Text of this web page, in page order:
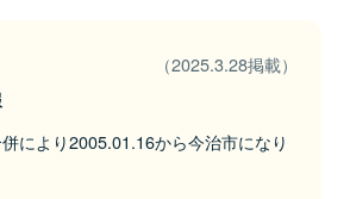
（2025.3.28掲載）
により2005.01.16から今治市になり